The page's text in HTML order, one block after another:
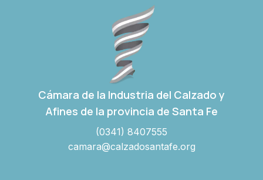
Cámara de la Industria del Calzado y
Afines de la provincia de Santa Fe
(0341) 8407555
camara@calzadosantafe.org